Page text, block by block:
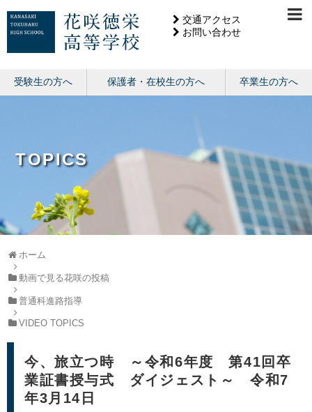
交通アクセス
お問い合わせ
受験生の方へ 保護者・在校生の方へ 卒業生の方へ
TOPICS
ホーム
動画で見る花咲の投稿
普通科進路指導
VIDEO TOPICS
今、旅立つ時 ～令和6年度 第41回卒
業証書授与式 ダイジェスト～ 令和7
年3月14日